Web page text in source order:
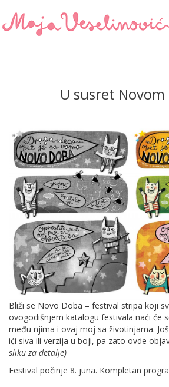
U susret Novom
Bliži se Novo Doba – festival stripa koji
ovogodišnjem katalogu festivala naći će
među njima i ovaj moj sa životinjama.
ići siva ili verzija u boji, pa zato ovde
sliku za detalje)
Festival počinje 8. juna. Kompletan